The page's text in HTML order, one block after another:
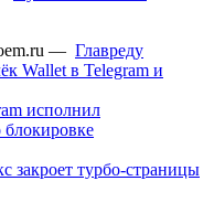
— Главреду
Wallet в Telegram и
исполнил
закроет турбо-страницы